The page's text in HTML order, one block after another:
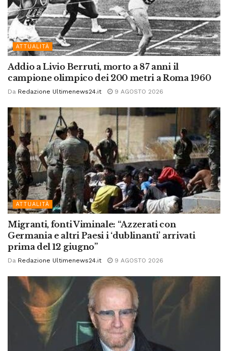
ATTUALITÀ
Addio a Livio Berruti, morto a 87 anni il
campione olimpico dei 200 metri a Roma 1960
Da Redazione Ultimenews24.it 9 AGOSTO 2026
ATTUALITÀ
Migranti, fonti Viminale: “Azzerati con
Germania e altri Paesi i ‘dublinanti’ arrivati
prima del 12 giugno”
Da Redazione Ultimenews24.it 9 AGOSTO 2026